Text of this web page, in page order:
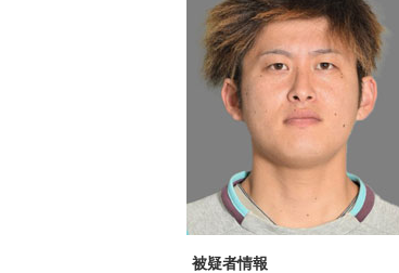
被疑者情報